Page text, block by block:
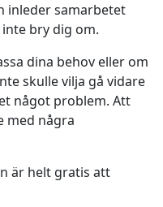
inleder samarbetet
bry dig om.
dina behov eller om
skulle vilja gå vidare
något problem. Att
med några
är helt gratis att